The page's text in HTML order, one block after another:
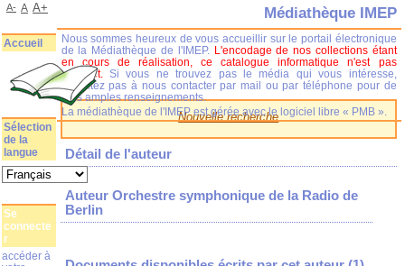
Nouvelle recherche
Détail de l'auteur
Auteur Orchestre symphonique de la Radio de
Berlin
Médiathèque IMEP
Nous sommes heureux de vous accueillir sur le portail électronique
de la Médiathèque de l'IMEP. L'encodage de nos collections étant
en cours de réalisation, ce catalogue informatique n'est pas
complet.
Si vous ne trouvez pas le média qui vous intéresse,
n'hésitez pas à nous contacter par mail ou par téléphone pour de
plus amples renseignements.
La médiathèque de l'IMEP est gérée avec le logiciel libre « PMB ».
A- A A+
Accueil
Sélection
de la
langue
Se
connecte
r
accéder à